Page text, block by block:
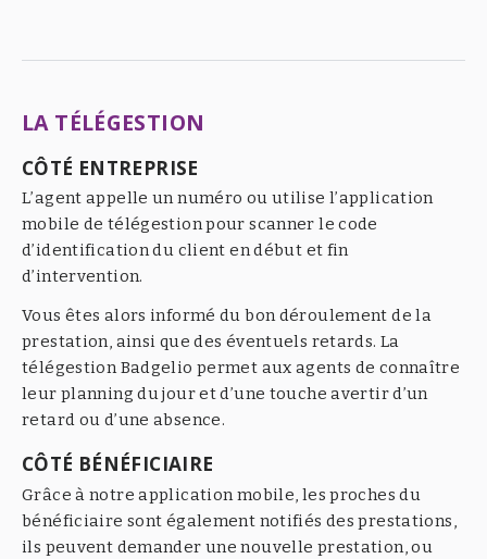
LA TÉLÉGESTION
CÔTÉ ENTREPRISE
L’agent appelle un numéro ou utilise l’application
mobile de télégestion pour scanner le code
d’identification du client en début et fin
d’intervention.
Vous êtes alors informé du bon déroulement de la
prestation, ainsi que des éventuels retards. La
télégestion Badgelio permet aux agents de connaître
leur planning du jour et d’une touche avertir d’un
retard ou d’une absence.
CÔTÉ BÉNÉFICIAIRE
Grâce à notre application mobile, les proches du
bénéficiaire sont également notifiés des prestations,
ils peuvent demander une nouvelle prestation, ou